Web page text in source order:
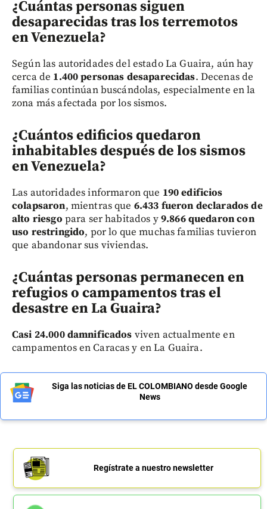
¿Cuántas personas siguen
desaparecidas tras los terremotos
en Venezuela?
Según las autoridades del estado La Guaira, aún hay
cerca de 1.400 personas desaparecidas. Decenas de
familias continúan buscándolas, especialmente en la
zona más afectada por los sismos.
¿Cuántos edificios quedaron
inhabitables después de los sismos
en Venezuela?
Las autoridades informaron que 190 edificios
colapsaron, mientras que 6.433 fueron declarados de
alto riesgo para ser habitados y9.866 quedaron con
uso restringido, por lo que muchas familias tuvieron
que abandonar sus viviendas.
¿Cuántas personas permanecen en
refugios o campamentos tras el
desastre en La Guaira?
Casi 24.000 damnificados viven actualmente en
campamentos en Caracas y en La Guaira.
Siga las noticias de EL COLOMBIANO desde Google
News
Regístrate a nuestro newsletter